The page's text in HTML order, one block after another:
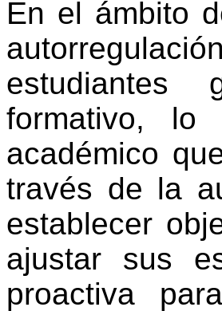
En el ámbito
estudiantes
formativo,
académico
través de la
establecer
ajustar sus
proactiva